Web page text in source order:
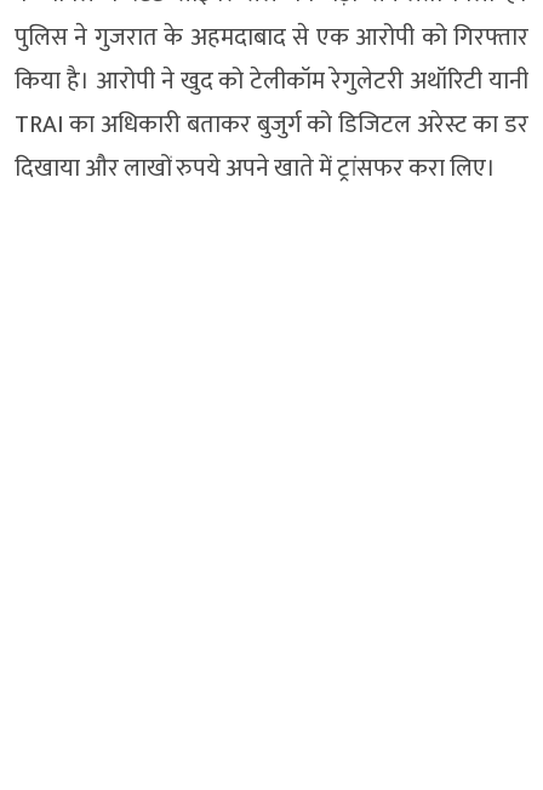
पुलिस ने गुजरात के अहमदाबाद से एक आरोपी को गिरफ्तार
किया है। आरोपी ने खुद को टेलीकॉम रेगुलेटरी अथॉरिटी यानी
TRAI का अधिकारी बताकर बुजुर्ग को डिजिटल अरेस्ट का डर
दिखाया और लाखों रुपये अपने खाते में ट्रांसफर करा लिए।